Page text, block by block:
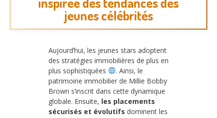
jeunes célébrités
Aujourd’hui, les jeunes stars adoptent
des stratégies immobilières de plus en
plus sophistiquées
. Ainsi, le
patrimoine immobilier de Millie Bobby
Brown s’inscrit dans cette dynamique
globale. Ensuite, les placements
sécurisés et évolutifs dominent les